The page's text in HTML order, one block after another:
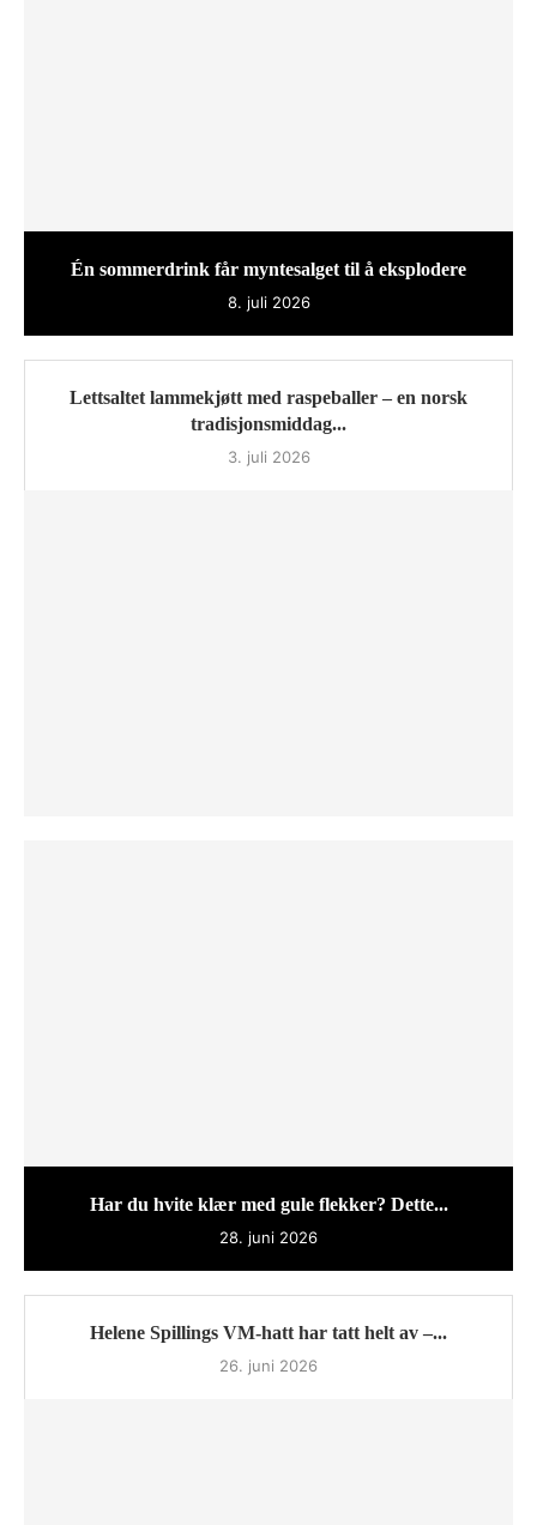
Én sommerdrink får myntesalget til å eksplodere
8. juli 2026
Lettsaltet lammekjøtt med raspeballer – en norsk
tradisjonsmiddag...
3. juli 2026
Har du hvite klær med gule flekker? Dette...
28. juni 2026
Helene Spillings VM-hatt har tatt helt av –...
26. juni 2026